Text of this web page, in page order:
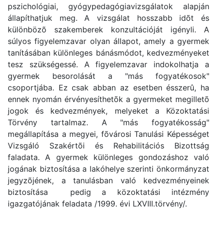
pszichológiai, gyógypedagógiavizsgálatok alapján
állapíthatjuk meg. A vizsgálat hosszabb idõt és
különbözõ szakemberek konzultációját igényli. A
súlyos figyelemzavar olyan állapot, amely a gyermek
tanításában különleges bánásmódot, kedvezményeket
tesz szükségessé. A figyelemzavar indokolhatja a
gyermek besorolását a "más fogyatékosok"
csoportjába. Ez csak abban az esetben ésszerû, ha
ennek nyomán érvényesíthetõk a gyermeket megilletõ
jogok és kedvezmények, melyeket a Közoktatási
Törvény tartalmaz. A "más fogyatékosság"
megállapítása a megyei, fõvárosi Tanulási Képességet
Vizsgáló Szakértõi és Rehabilitációs Bizottság
faladata. A gyermek különleges gondozáshoz való
jogának biztosítása a lakóhelye szerinti önkormányzat
jegyzõjének, a tanulásban való kedvezményeinek
biztosítása pedig a közoktatási intézmény
igazgatójának feladata /1999. évi LXVIII.törvény/.